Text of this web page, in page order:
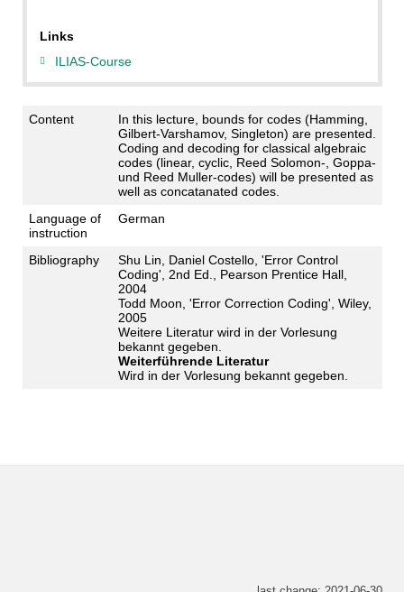
Links
ILIAS-Course
Content
In this lecture, bounds for codes (Hamming,
Gilbert-Varshamov, Singleton) are presented.
Coding and decoding for classical algebraic
codes (linear, cyclic, Reed Solomon-, Goppa-
und Reed Muller-codes) will be presented as
well as concatanated codes.
Language of
instruction
German
Bibliography
Shu Lin, Daniel Costello, 'Error Control
Coding', 2nd Ed., Pearson Prentice Hall,
2004
Todd Moon, 'Error Correction Coding', Wiley,
2005
Weitere Literatur wird in der Vorlesung
bekannt gegeben.
Weiterführende Literatur
Wird in der Vorlesung bekannt gegeben.